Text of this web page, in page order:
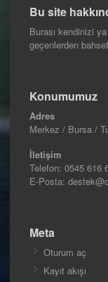
Bu site
Burası kendinizi
geçenlerden
Konumumuz
Adres
Merkez / Bursa /
İletişim
Telefon: 0545 616
E-Posta:
Meta
Oturum aç
Kayıt akışı